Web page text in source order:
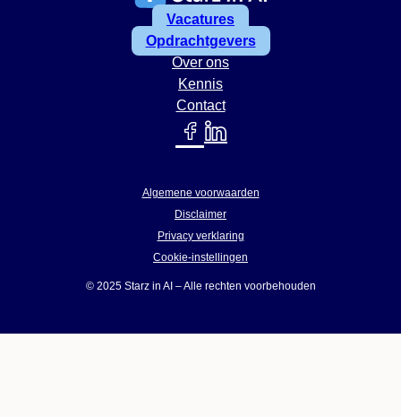
Vacatures
Opdrachtgevers
Over ons
Kennis
Contact
Algemene voorwaarden
Disclaimer
Privacy verklaring
Cookie-instellingen
© 2025 Starz in AI – Alle rechten voorbehouden